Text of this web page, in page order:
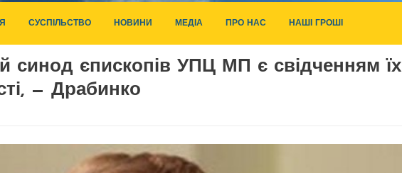
СУСПІЛЬСТВО НОВИНИ МЕДІА ПРО НАС НАШІ ГРОШІ
синод єпископів УПЦ МП є свідченням їх
— Драбинко